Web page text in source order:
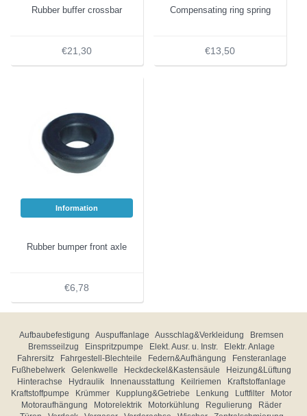
Rubber buffer crossbar
€21,30
Compensating ring spring
€13,50
Information
Rubber bumper front axle
€6,78
Aufbaubefestigung Auspuffanlage Ausschlag&Verkleidung
Bremsen
Bremsseilzug
Einspritzpumpe Elekt. Ausr. u. Instr.
Elektr. Anlage
Fahrersitz
Fahrgestell-Blechteile Federn&Aufhängung
Fensteranlage
Fußhebelwerk
Gelenkwelle Heckdeckel&Kastensäule
Heizung&Lüftung
Hinterachse
Hydraulik Innenausstattung Keilriemen
Kraftstoffanlage
Kraftstoffpumpe
Krümmer Kupplung&Getriebe Lenkung Luftfilter
Motor
Motoraufhängung
Motorelektrik Motorkühlung Regulierung
Räder